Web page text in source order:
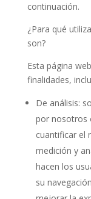
continuación.
¿Para qué
son?
Esta página
finalidades,
De análisis:
por nosotros
cuantificar el
medición y
hacen los
su